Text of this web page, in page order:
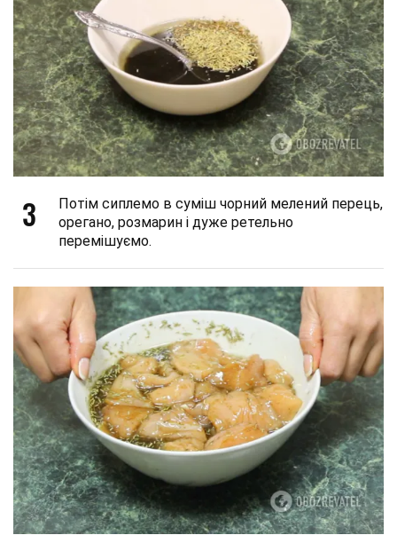
3
Потім сиплемо в суміш чорний мелений перець,
орегано, розмарин і дуже ретельно
перемішуємо.